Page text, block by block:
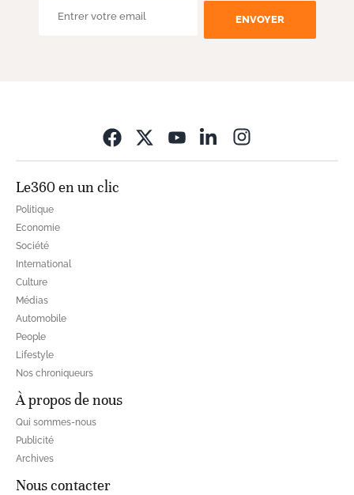
ENVOYER
Le360 en un clic
Politique
Economie
Société
International
Culture
Médias
Automobile
People
Lifestyle
Nos chroniqueurs
À propos de nous
Qui sommes-nous
Publicité
Archives
Nous contacter